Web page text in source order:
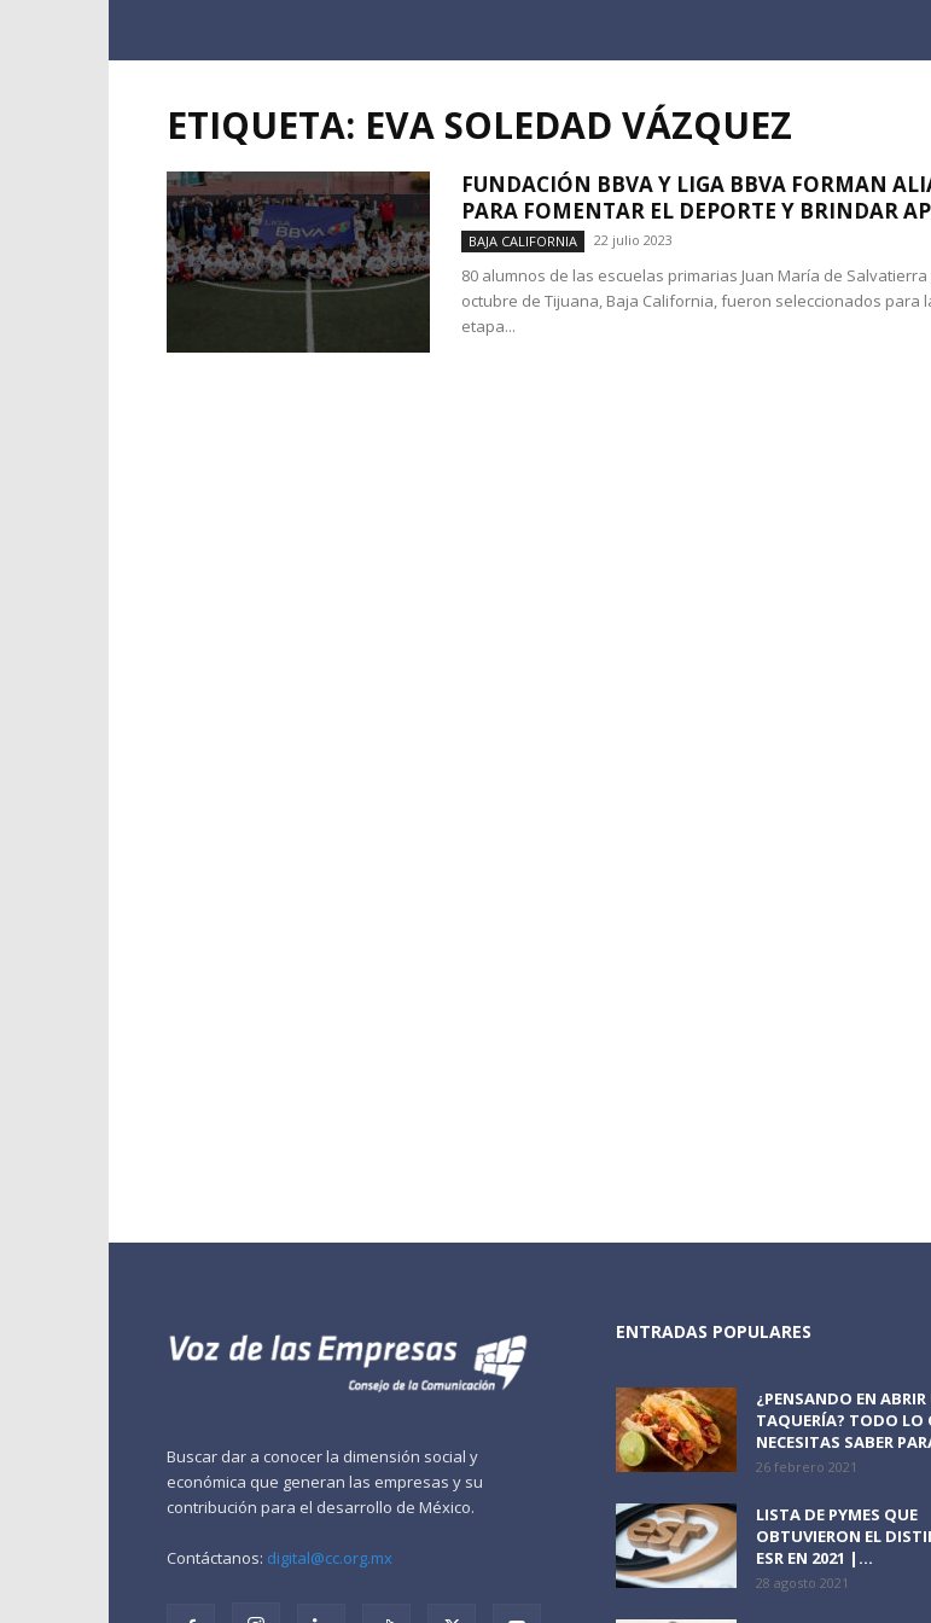
ETIQUETA: EVA SOLEDAD VÁZQUEZ
FUNDACIÓN BBVA Y LIGA BBVA FORMAN
PARA FOMENTAR EL DEPORTE Y BRINDAR
BAJA CALIFORNIA 22 julio 2023
80 alumnos de las escuelas primarias Juan María de Salvatierra
octubre de Tijuana, Baja California, fueron seleccionados para
etapa...
Buscar dar a conocer la dimensión social y
económica que generan las empresas y su
contribución para el desarrollo de México.
Contáctanos: digital@cc.org.mx
ENTRADAS POPULARES
¿PENSANDO EN
TAQUERÍA? TODO LO
NECESITAS SABER
26 febrero 2021
LISTA DE PYMES QUE
OBTUVIERON EL
ESR EN 2021 |...
28 agosto 2021